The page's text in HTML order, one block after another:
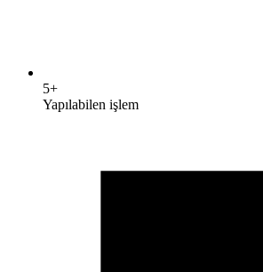
5+
Yapılabilen işlem